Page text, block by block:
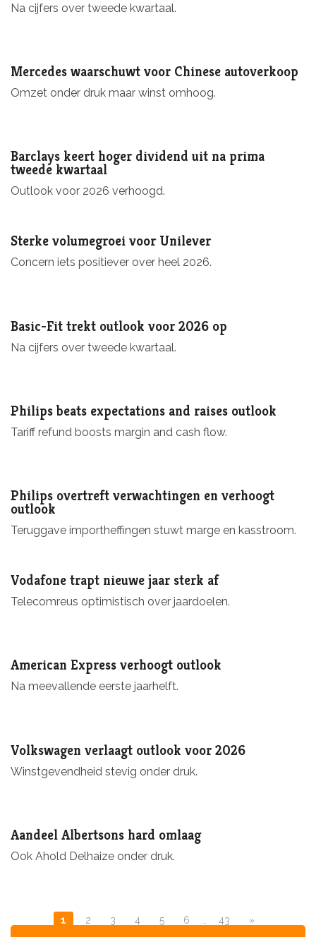
Na cijfers over tweede kwartaal.
Mercedes waarschuwt voor Chinese autoverkoop
Omzet onder druk maar winst omhoog.
Barclays keert hoger dividend uit na prima
tweede kwartaal
Outlook voor 2026 verhoogd.
Sterke volumegroei voor Unilever
Concern iets positiever over heel 2026.
Basic-Fit trekt outlook voor 2026 op
Na cijfers over tweede kwartaal.
Philips beats expectations and raises outlook
Tariff refund boosts margin and cash flow.
Philips overtreft verwachtingen en verhoogt
outlook
Teruggave importheffingen stuwt marge en kasstroom.
Vodafone trapt nieuwe jaar sterk af
Telecomreus optimistisch over jaardoelen.
American Express verhoogt outlook
Na meevallende eerste jaarhelft.
Volkswagen verlaagt outlook voor 2026
Winstgevendheid stevig onder druk.
Aandeel Albertsons hard omlaag
Ook Ahold Delhaize onder druk.
1 2 3 4 5 6 43 »